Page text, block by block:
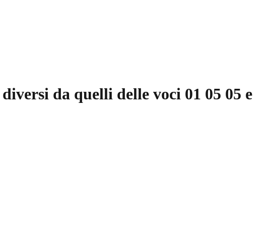
da quelli delle voci 01 05 05 e